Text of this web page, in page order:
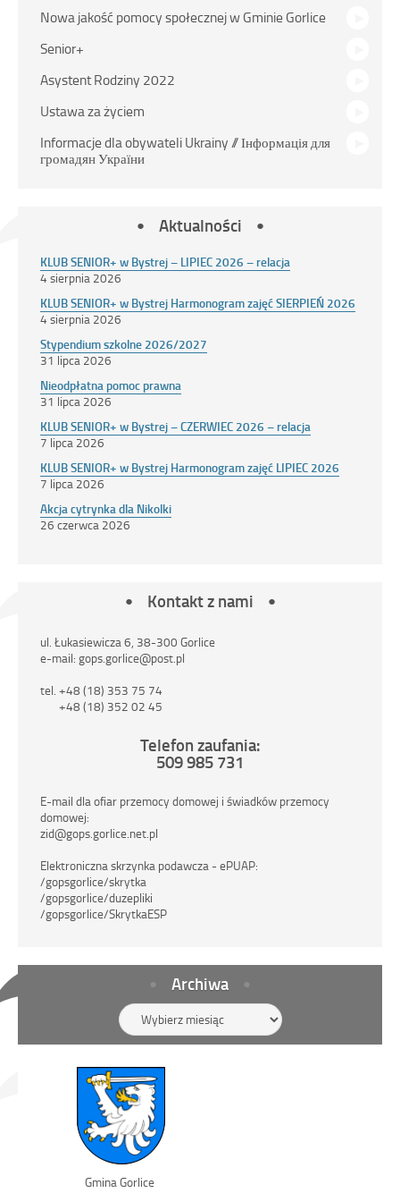
Nowa jakość pomocy społecznej w Gminie Gorlice
Senior+
Asystent Rodziny 2022
Ustawa za życiem
Informacje dla obywateli Ukrainy // Інформація для
громадян України
Aktualności
KLUB SENIOR+ w Bystrej – LIPIEC 2026 – relacja
4 sierpnia 2026
KLUB SENIOR+ w Bystrej Harmonogram zajęć SIERPIEŃ 2026
4 sierpnia 2026
Stypendium szkolne 2026/2027
31 lipca 2026
Nieodpłatna pomoc prawna
31 lipca 2026
KLUB SENIOR+ w Bystrej – CZERWIEC 2026 – relacja
7 lipca 2026
KLUB SENIOR+ w Bystrej Harmonogram zajęć LIPIEC 2026
7 lipca 2026
Akcja cytrynka dla Nikolki
26 czerwca 2026
Kontakt z nami
ul. Łukasiewicza 6, 38-300 Gorlice
e-mail: gops.gorlice@post.pl
tel. +48 (18) 353 75 74
+48 (18) 352 02 45
Telefon zaufania:
509 985 731
E-mail dla ofiar przemocy domowej i świadków przemocy
domowej:
zid@gops.gorlice.net.pl
Elektroniczna skrzynka podawcza - ePUAP:
/gopsgorlice/skrytka
/gopsgorlice/duzepliki
/gopsgorlice/SkrytkaESP
Archiwa
otwieraGmina Gorlice